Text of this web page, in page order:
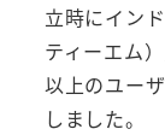
立時にイン
ティーエム
以上のユー
しました。